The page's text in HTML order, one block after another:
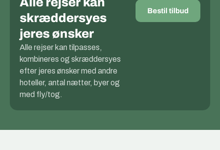
skræddersyes
jeres ønsker
Alle rejser kan tilpasses,
kombineres og skræddersyes
efter jeres ønsker med andre
hoteller, antal nætter, byer og
med fly/tog.
Bestil tilbud